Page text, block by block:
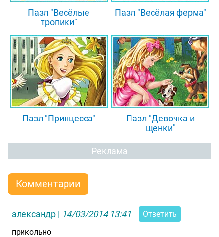
Пазл "Весёлые
тропики"
Пазл "Весёлая ферма"
Пазл "Принцесса"
Пазл "Девочка и
щенки"
Реклама
Комментарии
александр | 14/03/2014 13:41
Ответить
прикольно